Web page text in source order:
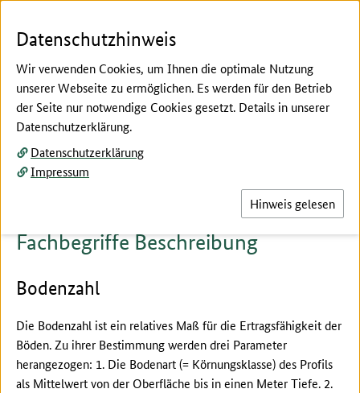
Hier beginnt der Hauptinhalt dieser Seite
Beschreibung
Fachbegriffe erklärt
Fachbegriffe Beschreibung
Bodenzahl
Die Bodenzahl ist ein relatives Maß für die Ertragsfähigkeit der
Böden. Zu ihrer Bestimmung werden drei Parameter
herangezogen: 1. Die Bodenart (= Körnungsklasse) des Profils
als Mittelwert von der Oberfläche bis in einen Meter Tiefe. 2.
Datenschutzhinweis
Wir verwenden Cookies, um Ihnen die optimale Nutzung
unserer Webseite zu ermöglichen. Es werden für den Betrieb
der Seite nur notwendige Cookies gesetzt. Details in unserer
Datenschutzerklärung.
Datenschutzerklärung
Impressum
Hinweis gelesen